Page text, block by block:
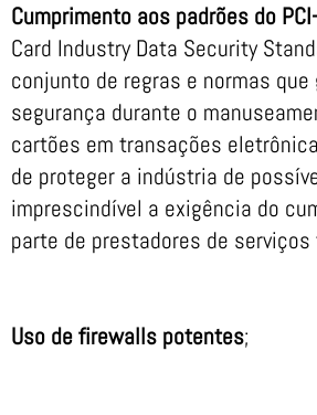
Cumprimento aos padrões do
Card Industry Data Security
conjunto de regras e normas que
segurança durante o
cartões em transações
de proteger a indústria de
imprescindível a exigência do
parte de prestadores de serviços
Uso de firewalls potentes;